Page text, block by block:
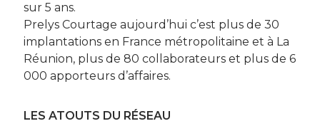
sur 5 ans.
Prelys Courtage aujourd’hui c’est plus de 30
implantations en France métropolitaine et à La
Réunion, plus de 80 collaborateurs et plus de 6
000 apporteurs d’affaires.
LES ATOUTS DU RÉSEAU